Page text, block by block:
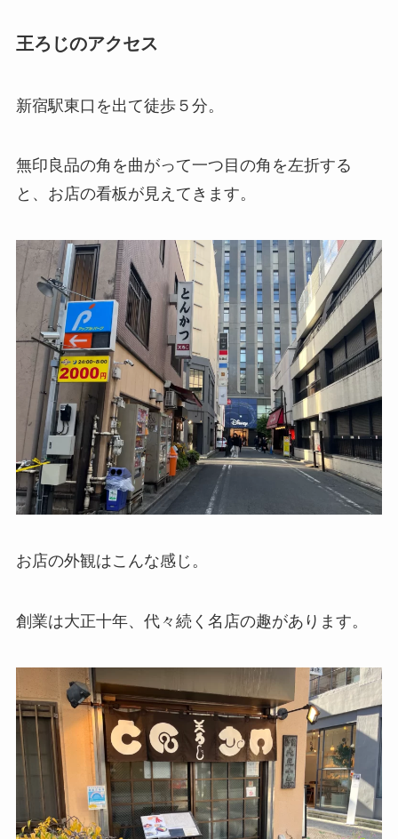
王ろじのアクセス
新宿駅東口を出て徒歩５分。
無印良品の角を曲がって一つ目の角を左折する
と、お店の看板が見えてきます。
お店の外観はこんな感じ。
創業は大正十年、代々続く名店の趣があります。